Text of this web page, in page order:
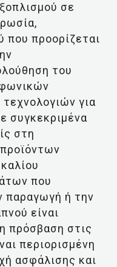
σε
που προορίζεται
του
για
συγκεκριμένα
στη
που
παραγωγή ή την
είναι
πρόσβαση στις
περιορισμένη
ασφάλισης και